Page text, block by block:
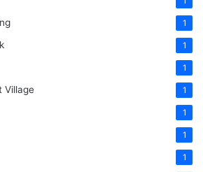
1
1
1
Village 1
1
1
1